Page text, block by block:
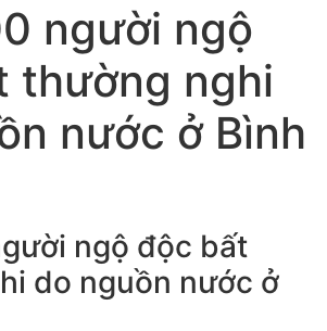
người ngộ
thường nghi
nước ở Bình
ngộ độc bất
do nguồn nước ở